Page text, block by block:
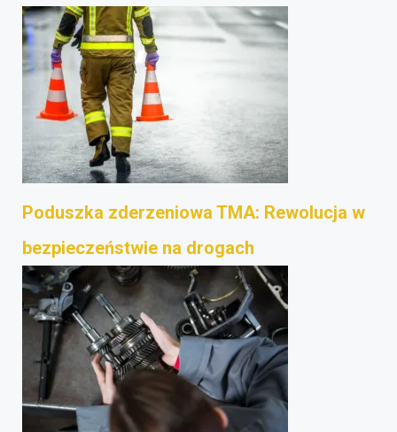
Poduszka zderzeniowa TMA: Rewolucja w
bezpieczeństwie na drogach